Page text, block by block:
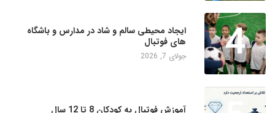
4
ایجاد محیطی سالم و شاد در مدارس و باشگاه
های فوتبال
جولای 7, 2026
آموزش فوتبال به کودکان 8 تا 12 سال